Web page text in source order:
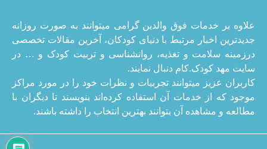
علاوه بر خدمات فوق والدین گرامی میتوانند به صورت روزانه
جدیدترین اخبار مرتبط با دنیای کودکان، آخرین مقالات تخصصی
درزمینه سلامت و تغذیه، روانشناسی و تربیت کودک و … در
سایت مهد کودک.کام دنبال نمایند.
کاربران عزیز میتوانند تجربیات و نظرات خود را در مورد مراکز
موجود که از خدمات آن استفاده کرده‌اند بنویسند تا دیگران با
مطالعه و مشاهده آن بتوانند بهترین انتخاب را داشته باشند.